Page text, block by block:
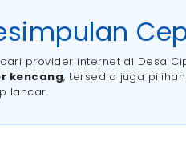
2. MyRepublic: WiFi untuk Gamers
Memilih WiFi yang Bagus di
Layanan Internet Rumah
provider internet di Desa
kencang, tersedia juga
lancar.